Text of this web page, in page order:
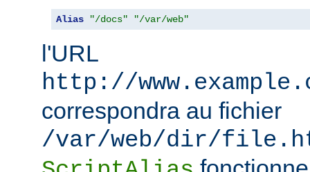
Alias "/docs" "/var/web"
l'URL
http://
correspondra au fichier
/var/web/dir/